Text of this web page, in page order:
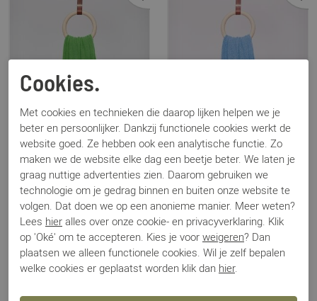
Sjaalmania
Cosy Chic groen
€ 94,95
Sjaalmania
Cosy Chic blauw
€ 94,95
Cookies.
Met cookies en technieken die daarop lijken helpen we je
beter en persoonlijker. Dankzij functionele cookies werkt de
website goed. Ze hebben ook een analytische functie. Zo
maken we de website elke dag een beetje beter. We laten je
graag nuttige advertenties zien. Daarom gebruiken we
technologie om je gedrag binnen en buiten onze website te
volgen. Dat doen we op een anonieme manier. Meer weten?
Lees hier alles over onze cookie- en privacyverklaring. Klik
op 'Oké' om te accepteren. Kies je voor weigeren? Dan
plaatsen we alleen functionele cookies. Wil je zelf bepalen
welke cookies er geplaatst worden klik dan hier.